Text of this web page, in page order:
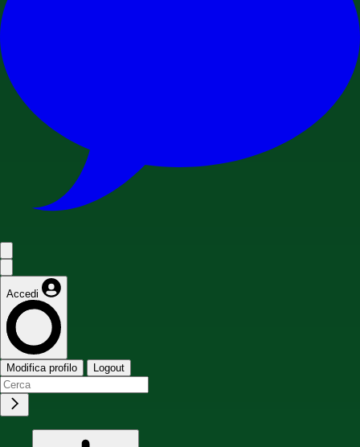
Accedi
Modifica profilo Logout